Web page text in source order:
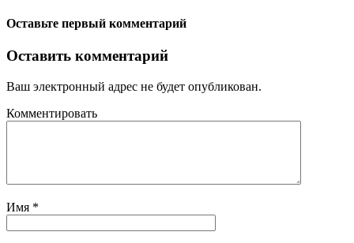
Оставьте первый комментарий
Оставить комментарий
Ваш электронный адрес не будет опубликован.
Комментировать
Имя *